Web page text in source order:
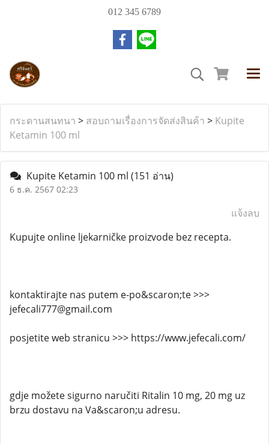
012 345 6789
กระดานสนทนา > สอบถามเรื่องการจัดส่งสินค้า > Kupite
Ketamin 100 ml
Kupite Ketamin 100 ml (151 อ่าน)
6 ธ.ค. 2567 02:23
แจ้งลบ
Kupujte online ljekarničke proizvode bez recepta.
kontaktirajte nas putem e-po&scaron;te >>>
jefecali777@gmail.com
posjetite web stranicu >>> https://www.jefecali.com/
gdje možete sigurno naručiti Ritalin 10 mg, 20 mg uz
brzu dostavu na Va&scaron;u adresu.